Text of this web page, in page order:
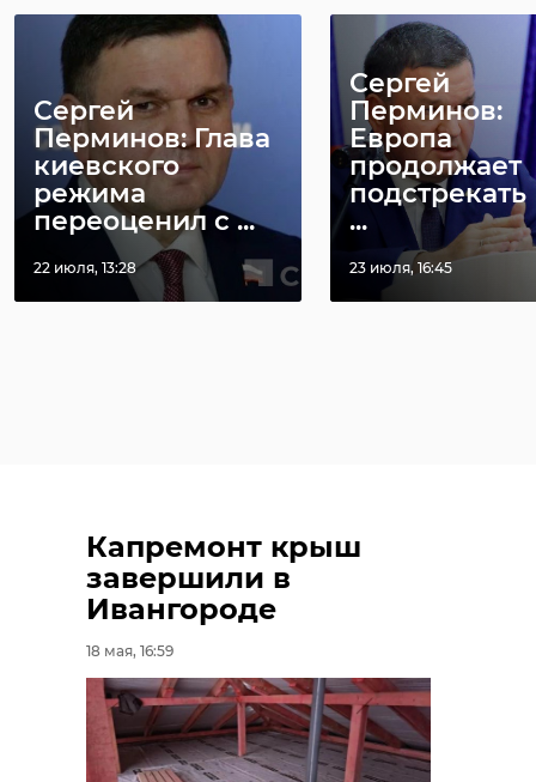
Сергей
Перминов: Глава
киевского
режима
переоценил с ...
22 июля, 13:28
Сергей
Перминов:
Европа
продолжает
...
23 июля, 16:45
Капремонт крыш
завершили в
Ивангороде
18 мая, 16:59